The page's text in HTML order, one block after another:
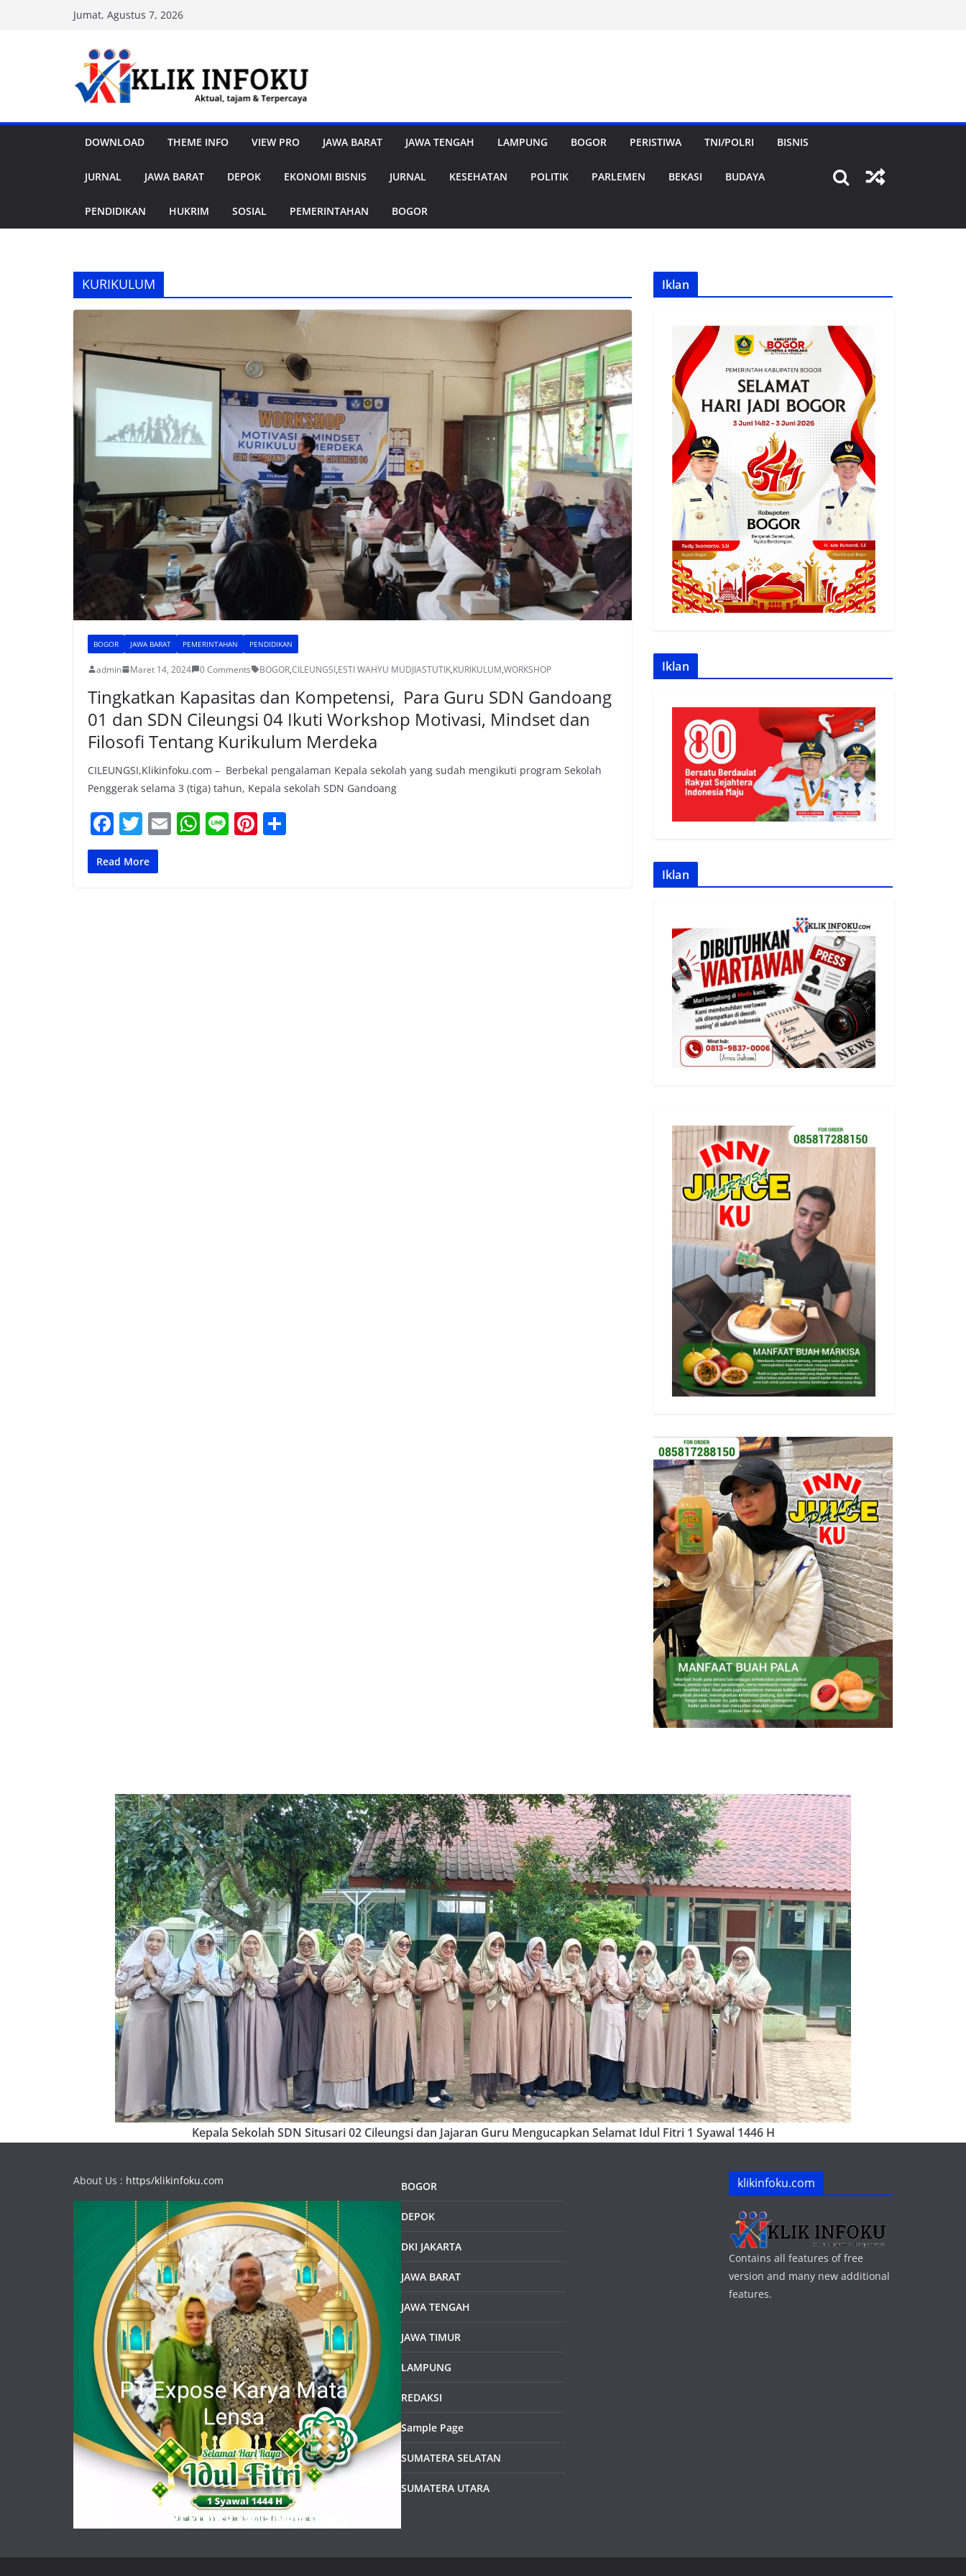
Jumat, Agustus 7, 2026
DOWNLOAD THEME INFO VIEW PRO JAWA BARAT JAWA TENGAH LAMPUNG BOGOR PERISTIWA TNI/POLRI BISNIS
JURNAL JAWA BARAT DEPOK EKONOMI BISNIS JURNAL KESEHATAN POLITIK PARLEMEN BEKASI BUDAYA
PENDIDIKAN HUKRIM SOSIAL PEMERINTAHAN BOGOR
KURIKULUM
BOGOR JAWA BARAT PEMERINTAHAN PENDIDIKAN
admin Maret 14, 2024 0 Comments BOGOR,CILEUNGSI,ESTI WAHYU MUDJIASTUTIK,KURIKULUM,WORKSHOP
Tingkatkan Kapasitas dan Kompetensi, Para Guru SDN Gandoang
01 dan SDN Cileungsi 04 Ikuti Workshop Motivasi, Mindset dan
Filosofi Tentang Kurikulum Merdeka
CILEUNGSI,Klikinfoku.com – Berbekal pengalaman Kepala sekolah yang sudah mengikuti program Sekolah
Penggerak selama 3 (tiga) tahun, Kepala sekolah SDN Gandoang
F
a
c
T
w
itt
E W Li Pi
Read More
Iklan
Iklan
Iklan
Kepala Sekolah SDN Situsari 02 Cileungsi dan Jajaran Guru Mengucapkan Selamat Idul Fitri 1 Syawal 1446 H
About Us : https/klikinfoku.com BOGOR
DEPOK
DKI JAKARTA
JAWA BARAT
JAWA TENGAH
JAWA TIMUR
LAMPUNG
REDAKSI
Sample Page
SUMATERA SELATAN
SUMATERA UTARA
klikinfoku.com
Contains all features of free
version and many new additional
features.